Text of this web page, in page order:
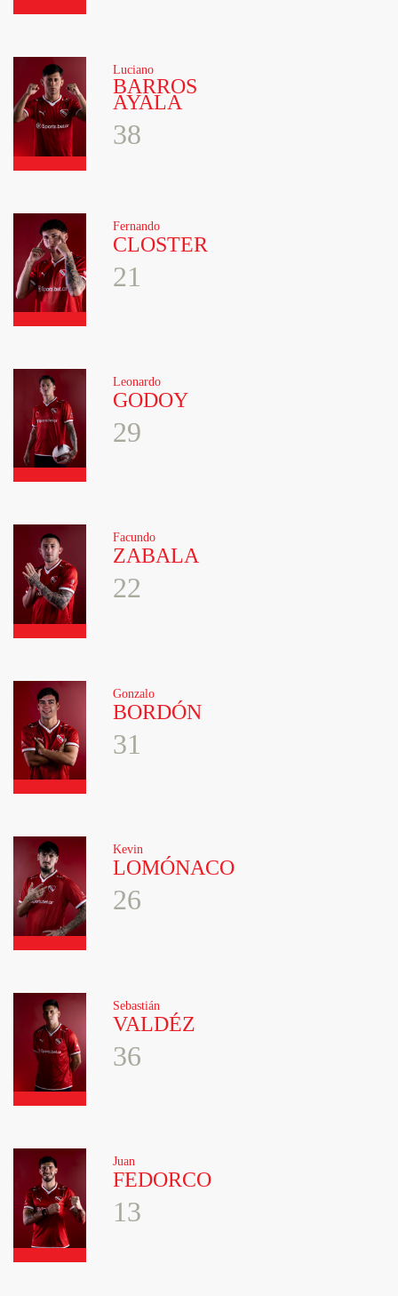
Luciano
BARROS
AYALA
38
Fernando
CLOSTER
21
Leonardo
GODOY
29
Facundo
ZABALA
22
Gonzalo
BORDÓN
31
Kevin
LOMÓNACO
26
Sebastián
VALDÉZ
36
Juan
FEDORCO
13